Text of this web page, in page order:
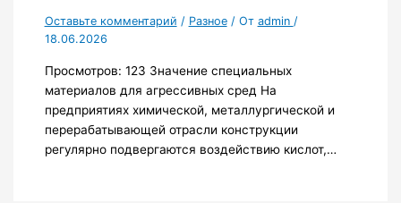
Оставьте комментарий / Разное/ От admin /
18.06.2026
Просмотров: 123 Значение специальных
материалов для агрессивных сред На
предприятиях химической, металлургической и
перерабатывающей отрасли конструкции
регулярно подвергаются воздействию кислот,…